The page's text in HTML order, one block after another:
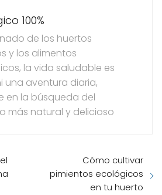
100%
de los huertos
y los alimentos
la vida saludable es
una aventura diaria,
en la búsqueda del
más natural y delicioso
Cómo cultivar
pimientos ecológicos
en tu huerto